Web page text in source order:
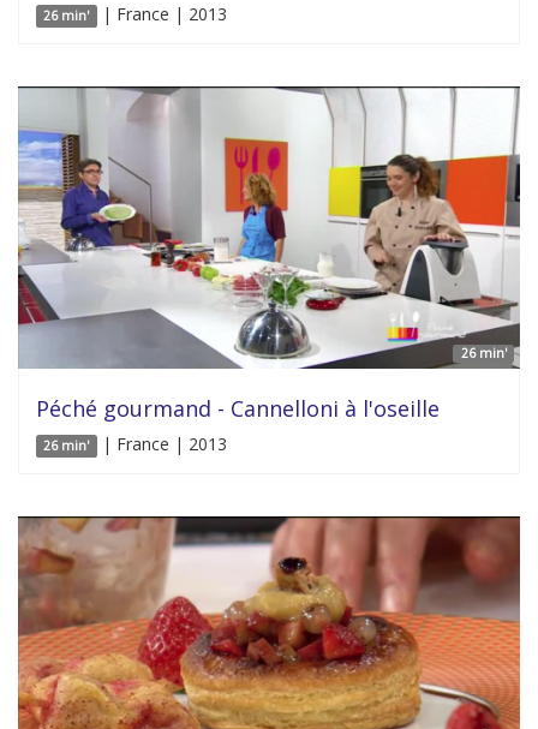
26 min' | France | 2013
26 min'
Péché gourmand - Cannelloni à l'oseille
26 min' | France | 2013